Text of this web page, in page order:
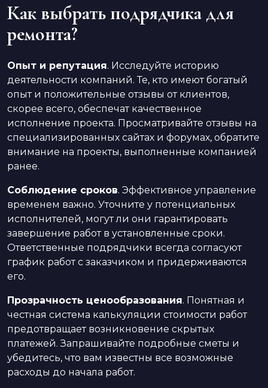
Как выбрать подрядчика для
ремонта?
Опыт и репутация. Исследуйте историю
деятельности компаний. Те, кто имеют богатый
опыт и положительные отзывы от клиентов,
скорее всего, обеспечат качественное
исполнение проекта. Просматривайте отзывы на
специализированных сайтах и форумах, обратите
внимание на проекты, выполненные компанией
ранее.
Соблюдение сроков. Эффективное управление
временем важно. Уточните у потенциальных
исполнителей, могут ли они гарантировать
завершение работ в установленные сроки.
Ответственные подрядчики всегда согласуют
график работ с заказчиком и придерживаются
его.
Прозрачность ценообразования. Понятная и
честная система калькуляции стоимости работ
предотвращает возникновение скрытых
платежей. Запрашивайте подробные сметы и
убедитесь, что вам известны все возможные
расходы до начала работ.